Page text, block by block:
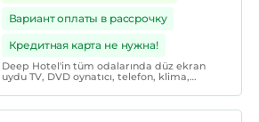
Вариант оплаты в рассрочку
Кредитная карта не нужна!
Deep Hotel'in tüm odalarında düz ekran
uydu TV, DVD oynatıcı, telefon, klima,
bulunmaktadır. Duşlu özel banyoda
ücretsiz banyo malzemeleri ve terlik